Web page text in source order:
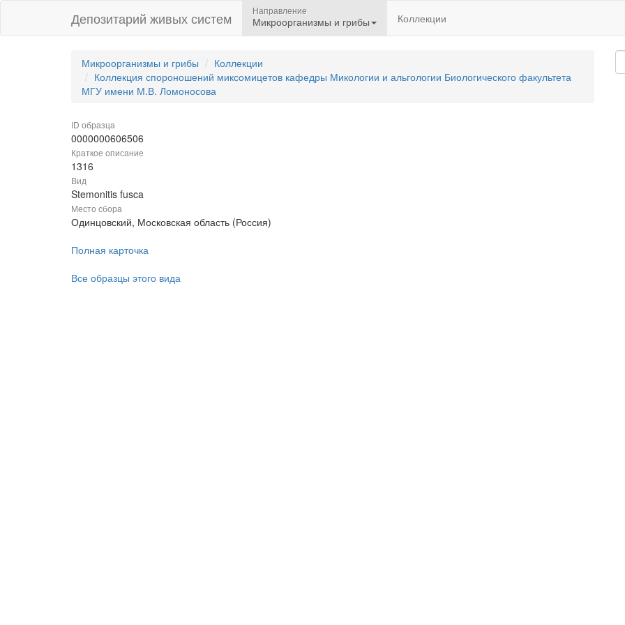
Депозитарий живых систем Направление
Микроорганизмы и грибы Коллекции
Микроорганизмы и грибы
Коллекции
Коллекция спороношений миксомицетов кафедры Микологии и альгологии Биологического факультета
МГУ имени М.В. Ломоносова
ID образца
0000000606506
Краткое описание
1316
Вид
Stemonitis fusca
Место сбора
Одинцовский, Московская область (Россия)
Полная карточка
Все образцы этого вида